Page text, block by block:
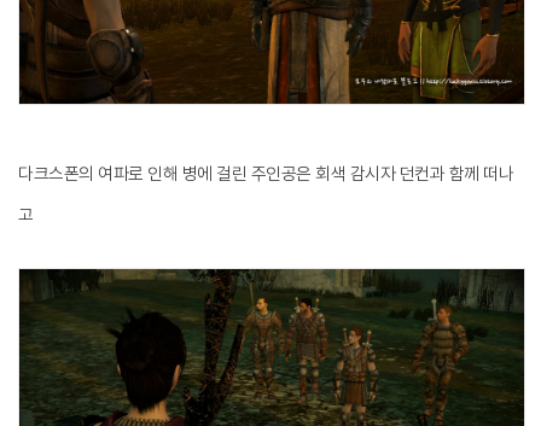
다크스폰의 여파로 인해 병에 걸린 주인공은 회색 감시자 던컨과 함께 떠나
고